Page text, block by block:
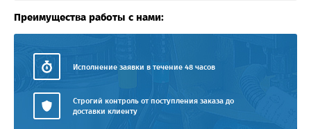
Преимущества работы с нами:
Исполнение заявки в течение 48 часов
Строгий контроль от поступления заказа до
доставки клиенту